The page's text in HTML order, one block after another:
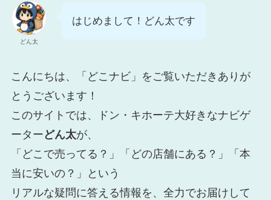
どん太
はじめまして！どん太です
こんにちは、「どこナビ」をご覧いただきありが
とうございます！
このサイトでは、ドン・キホーテ大好きなナビゲ
ーター どん太が、
「どこで売ってる？」「どの店舗にある？」「本
当に安いの？」という
リアルな疑問に答える情報を、全力でお届けして